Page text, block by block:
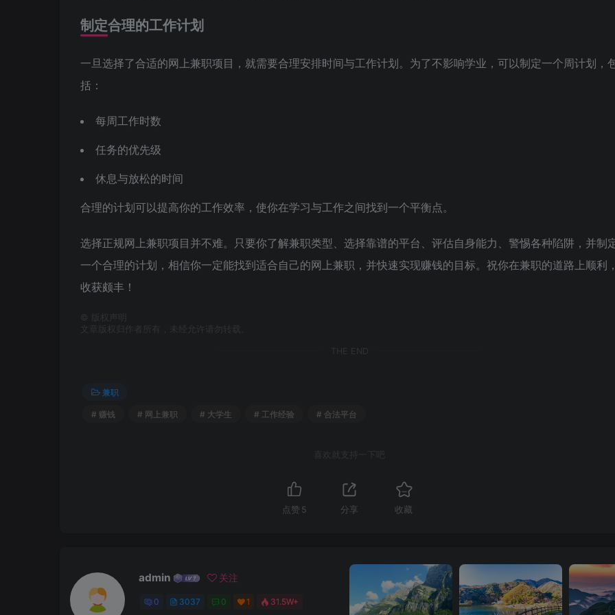
制定合理的工作计划
一旦选择了合适的网上兼职项目，就需要合理安排时间与工作计划。为了不影响学业，可以制定一个周计划，
括：
每周工作时数
任务的优先级
休息与放松的时间
合理的计划可以提高你的工作效率，使你在学习与工作之间找到一个平衡点。
选择正规网上兼职项目并不难。只要你了解兼职类型、选择靠谱的平台、评估自身能力、警惕各种陷阱，并制
一个合理的计划，相信你一定能找到适合自己的网上兼职，并快速实现赚钱的目标。祝你在兼职的道路上顺利，
收获颇丰！
©
版权声明
文章版权归作者所有，未经允许请勿转载。
THE END
兼职
# 赚钱 # 网上兼职 # 大学生 # 工作经验 # 合法平台
喜欢就支持一下吧
点赞 5 分享 收藏
admin 关注
0 3037 0 1 31.5W+